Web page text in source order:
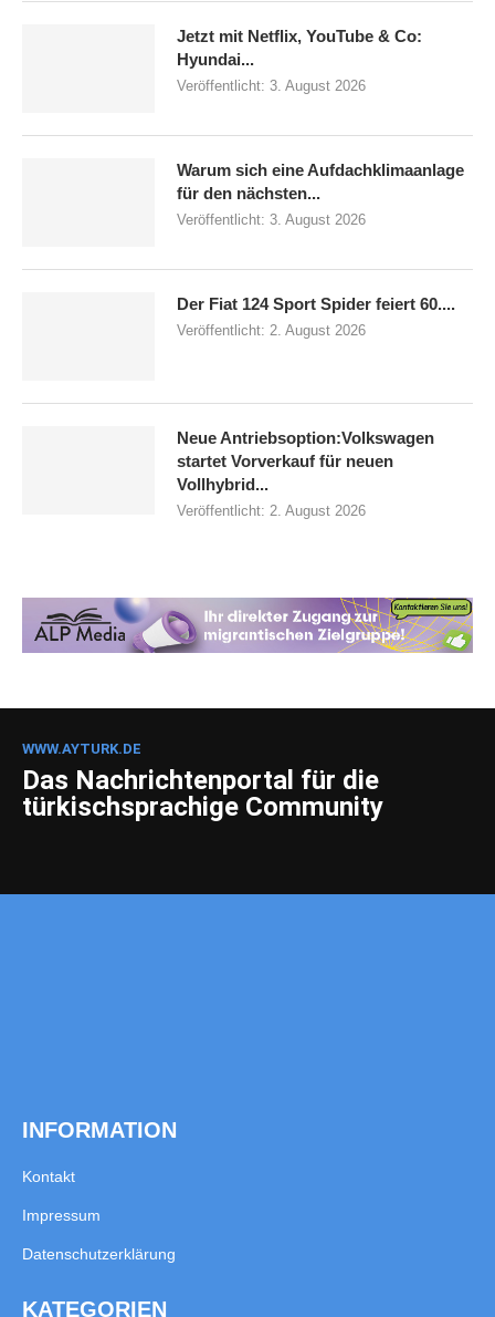
Jetzt mit Netflix, YouTube & Co:
Hyundai...
Veröffentlicht: 3. August 2026
Warum sich eine Aufdachklimaanlage
für den nächsten...
Veröffentlicht: 3. August 2026
Der Fiat 124 Sport Spider feiert 60....
Veröffentlicht: 2. August 2026
Neue Antriebsoption:Volkswagen
startet Vorverkauf für neuen
Vollhybrid...
Veröffentlicht: 2. August 2026
INFORMATION
Kontakt
Impressum
Datenschutzerklärung
KATEGORIEN
WWW.AYTURK.DE
Das Nachrichtenportal für die
türkischsprachige Community